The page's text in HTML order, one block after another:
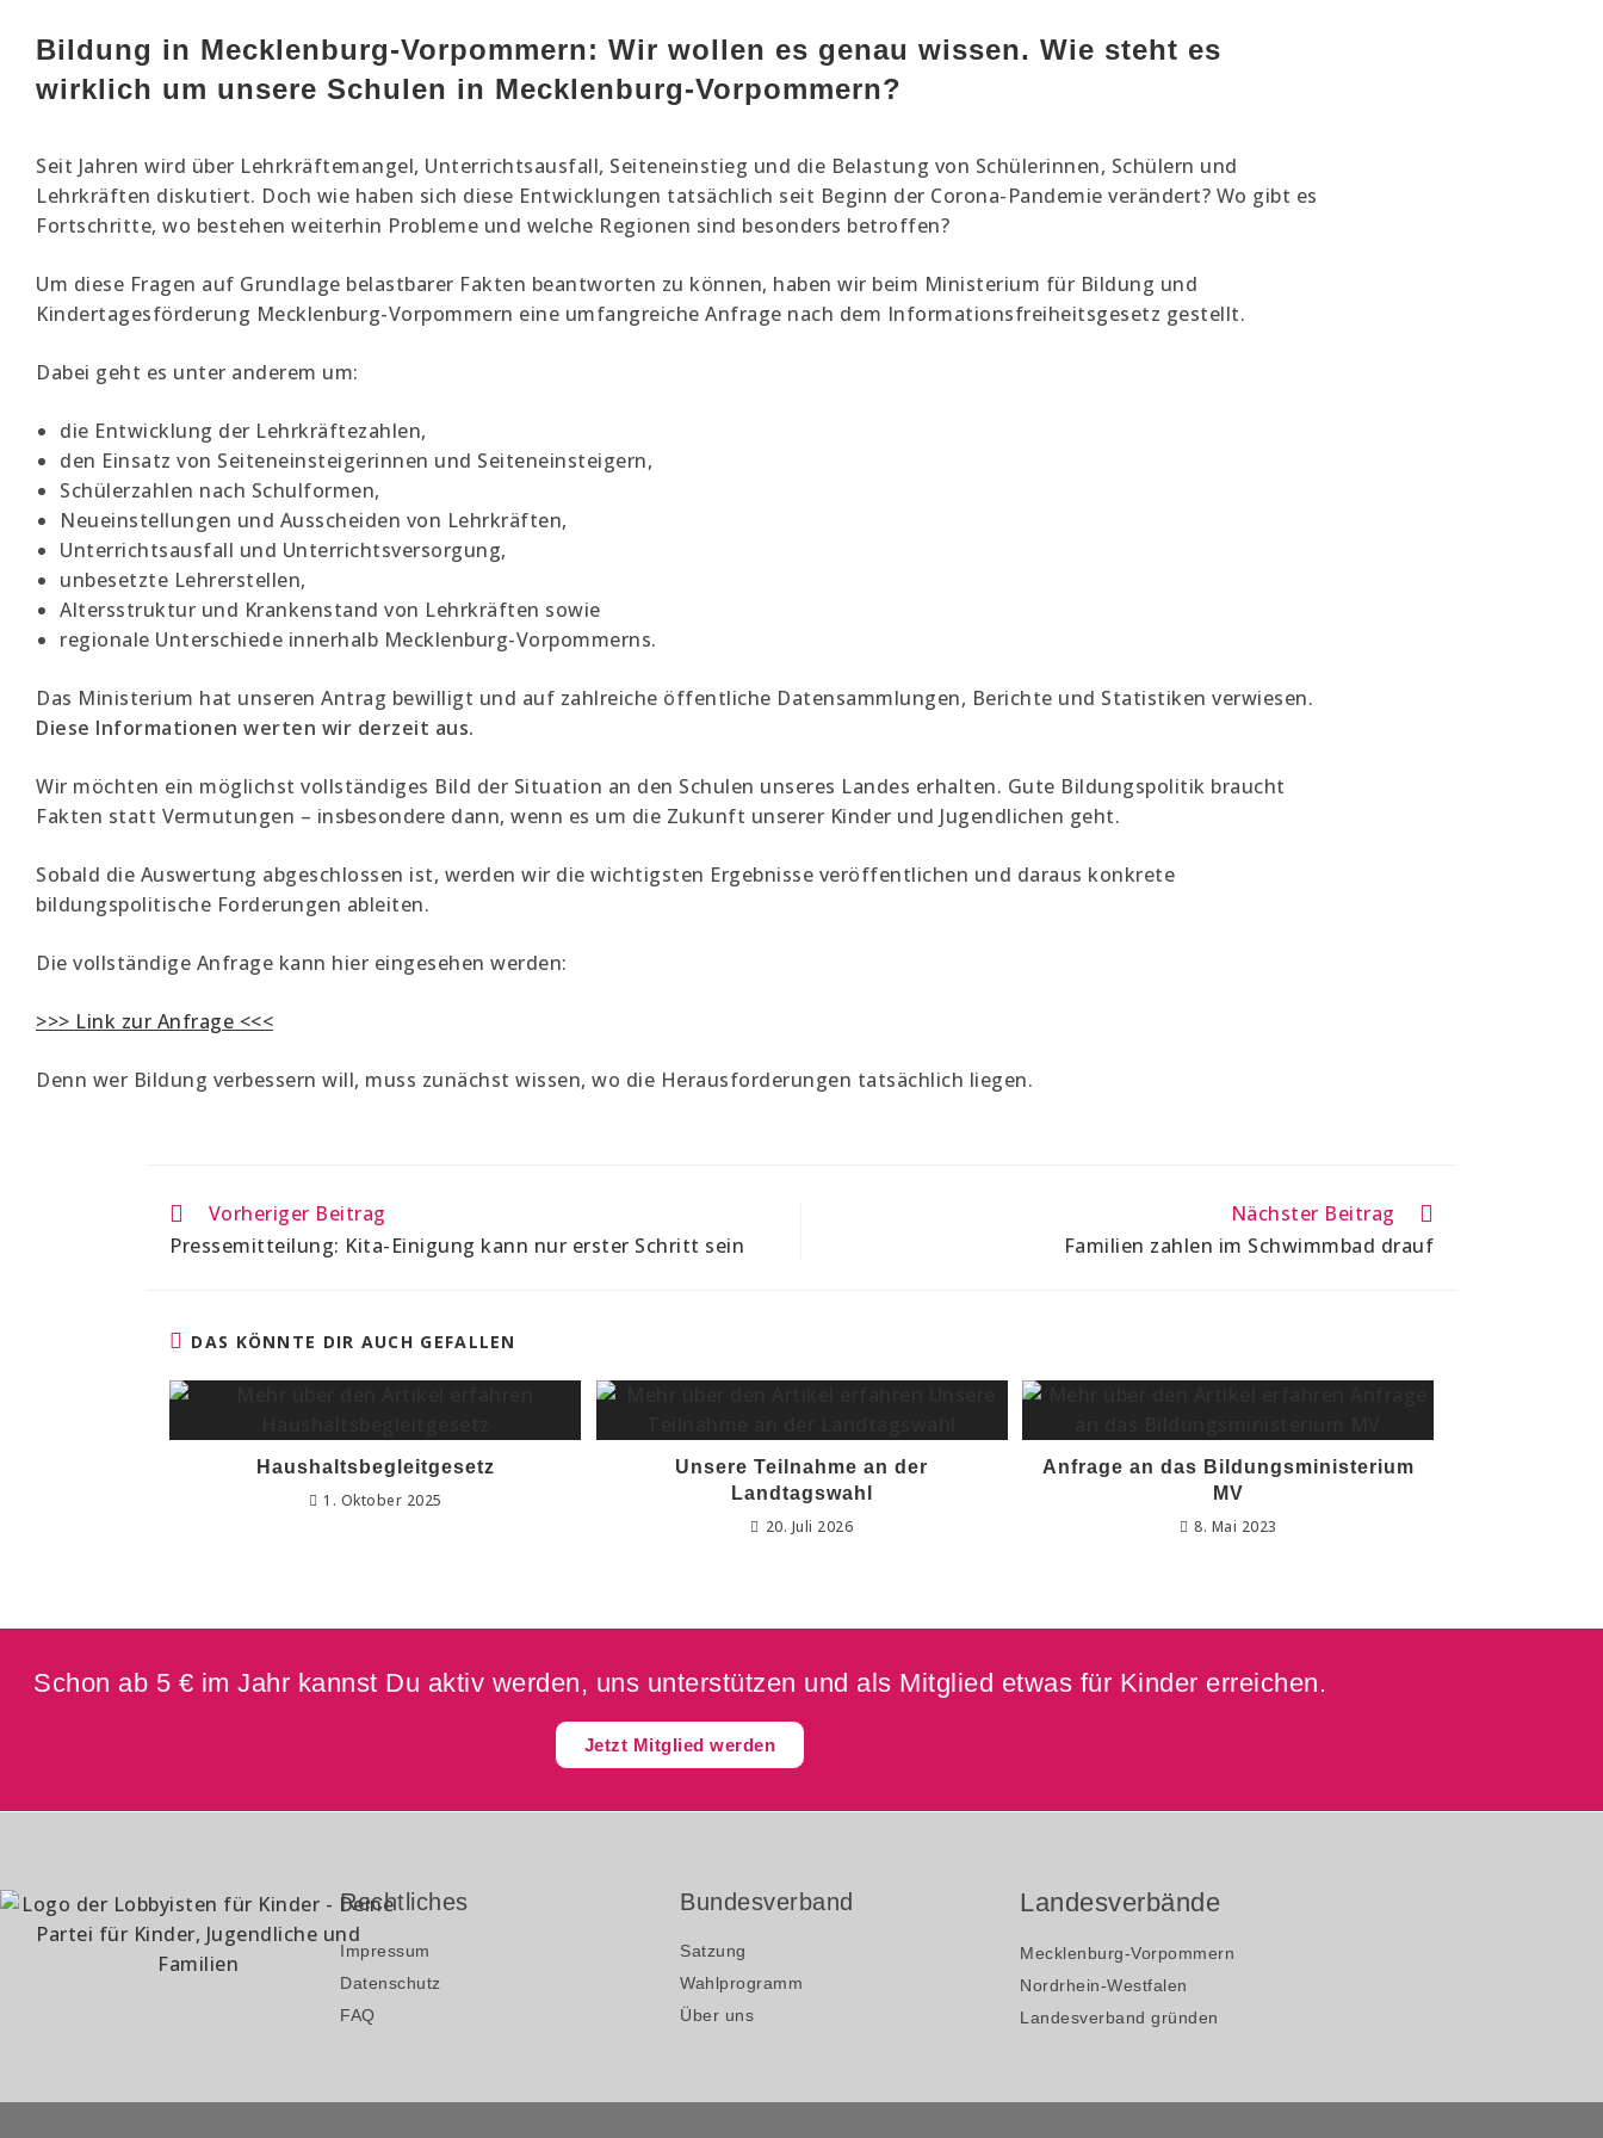
Bildung in Mecklenburg-Vorpommern: Wir wollen es genau wissen. Wie steht es
wirklich um unsere Schulen in Mecklenburg-Vorpommern?
Seit Jahren wird über Lehrkräftemangel, Unterrichtsausfall, Seiteneinstieg und die Belastung von Schülerinnen, Schülern und
Lehrkräften diskutiert. Doch wie haben sich diese Entwicklungen tatsächlich seit Beginn der Corona-Pandemie verändert? Wo gibt es
Fortschritte, wo bestehen weiterhin Probleme und welche Regionen sind besonders betroffen?
Um diese Fragen auf Grundlage belastbarer Fakten beantworten zu können, haben wir beim Ministerium für Bildung und
Kindertagesförderung Mecklenburg-Vorpommern eine umfangreiche Anfrage nach dem Informationsfreiheitsgesetz gestellt.
Dabei geht es unter anderem um:
die Entwicklung der Lehrkräftezahlen,
den Einsatz von Seiteneinsteigerinnen und Seiteneinsteigern,
Schülerzahlen nach Schulformen,
Neueinstellungen und Ausscheiden von Lehrkräften,
Unterrichtsausfall und Unterrichtsversorgung,
unbesetzte Lehrerstellen,
Altersstruktur und Krankenstand von Lehrkräften sowie
regionale Unterschiede innerhalb Mecklenburg-Vorpommerns.
Das Ministerium hat unseren Antrag bewilligt und auf zahlreiche öffentliche Datensammlungen, Berichte und Statistiken verwiesen.
Diese Informationen werten wir derzeit aus.
Wir möchten ein möglichst vollständiges Bild der Situation an den Schulen unseres Landes erhalten. Gute Bildungspolitik braucht
Fakten statt Vermutungen – insbesondere dann, wenn es um die Zukunft unserer Kinder und Jugendlichen geht.
Sobald die Auswertung abgeschlossen ist, werden wir die wichtigsten Ergebnisse veröffentlichen und daraus konkrete
bildungspolitische Forderungen ableiten.
Die vollständige Anfrage kann hier eingesehen werden:
>>> Link zur Anfrage <<<
Denn wer Bildung verbessern will, muss zunächst wissen, wo die Herausforderungen tatsächlich liegen.
Vorheriger Beitrag
Pressemitteilung: Kita-Einigung kann nur erster Schritt sein
Nächster Beitrag
Familien zahlen im Schwimmbad drauf
DAS KÖNNTE DIR AUCH GEFALLEN
Haushaltsbegleitgesetz
1. Oktober 2025
Unsere Teilnahme an der
Landtagswahl
20. Juli 2026
Anfrage an das Bildungsministerium
MV
8. Mai 2023
Schon ab 5 € im Jahr kannst Du aktiv werden, uns unterstützen und als Mitglied etwas für Kinder erreichen.
Jetzt Mitglied werden
Rechtliches
Impressum
Datenschutz
FAQ
Bundesverband
Satzung
Wahlprogramm
Über uns
Landesverbände
Mecklenburg-Vorpommern
Nordrhein-Westfalen
Landesverband gründen